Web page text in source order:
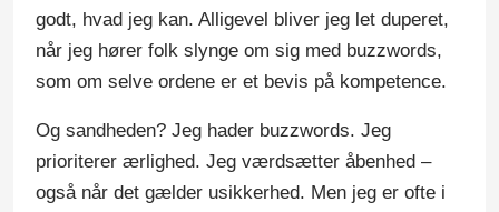
godt, hvad jeg kan. Alligevel bliver jeg let duperet,
når jeg hører folk slynge om sig med buzzwords,
som om selve ordene er et bevis på kompetence.
Og sandheden? Jeg hader buzzwords. Jeg
prioriterer ærlighed. Jeg værdsætter åbenhed –
også når det gælder usikkerhed. Men jeg er ofte i